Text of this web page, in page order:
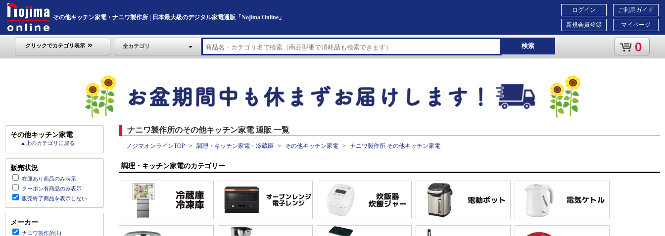
その他キッチン家電・ナニワ製作所 | 日本最大級のデジタル家電通販「Nojima Online」
ご利用ガイド
マイページ
ログイン
新規会員登録
クリックでカテゴリ表示 全カテゴリ 検索 0
その他キッチン家電
▲上のカテゴリに戻る
販売状況
在庫あり商品のみ表示
クーポン有商品のみ表示
販売終了商品を表示しない
メーカー
ナニワ製作所(1)
ナニワ製作所のその他キッチン家電 通販 一覧
ノジマオンラインTOP 調理・キッチン家電・冷蔵庫 その他キッチン家電 ナニワ製作所 その他キッチン家電
調理・キッチン家電のカテゴリー